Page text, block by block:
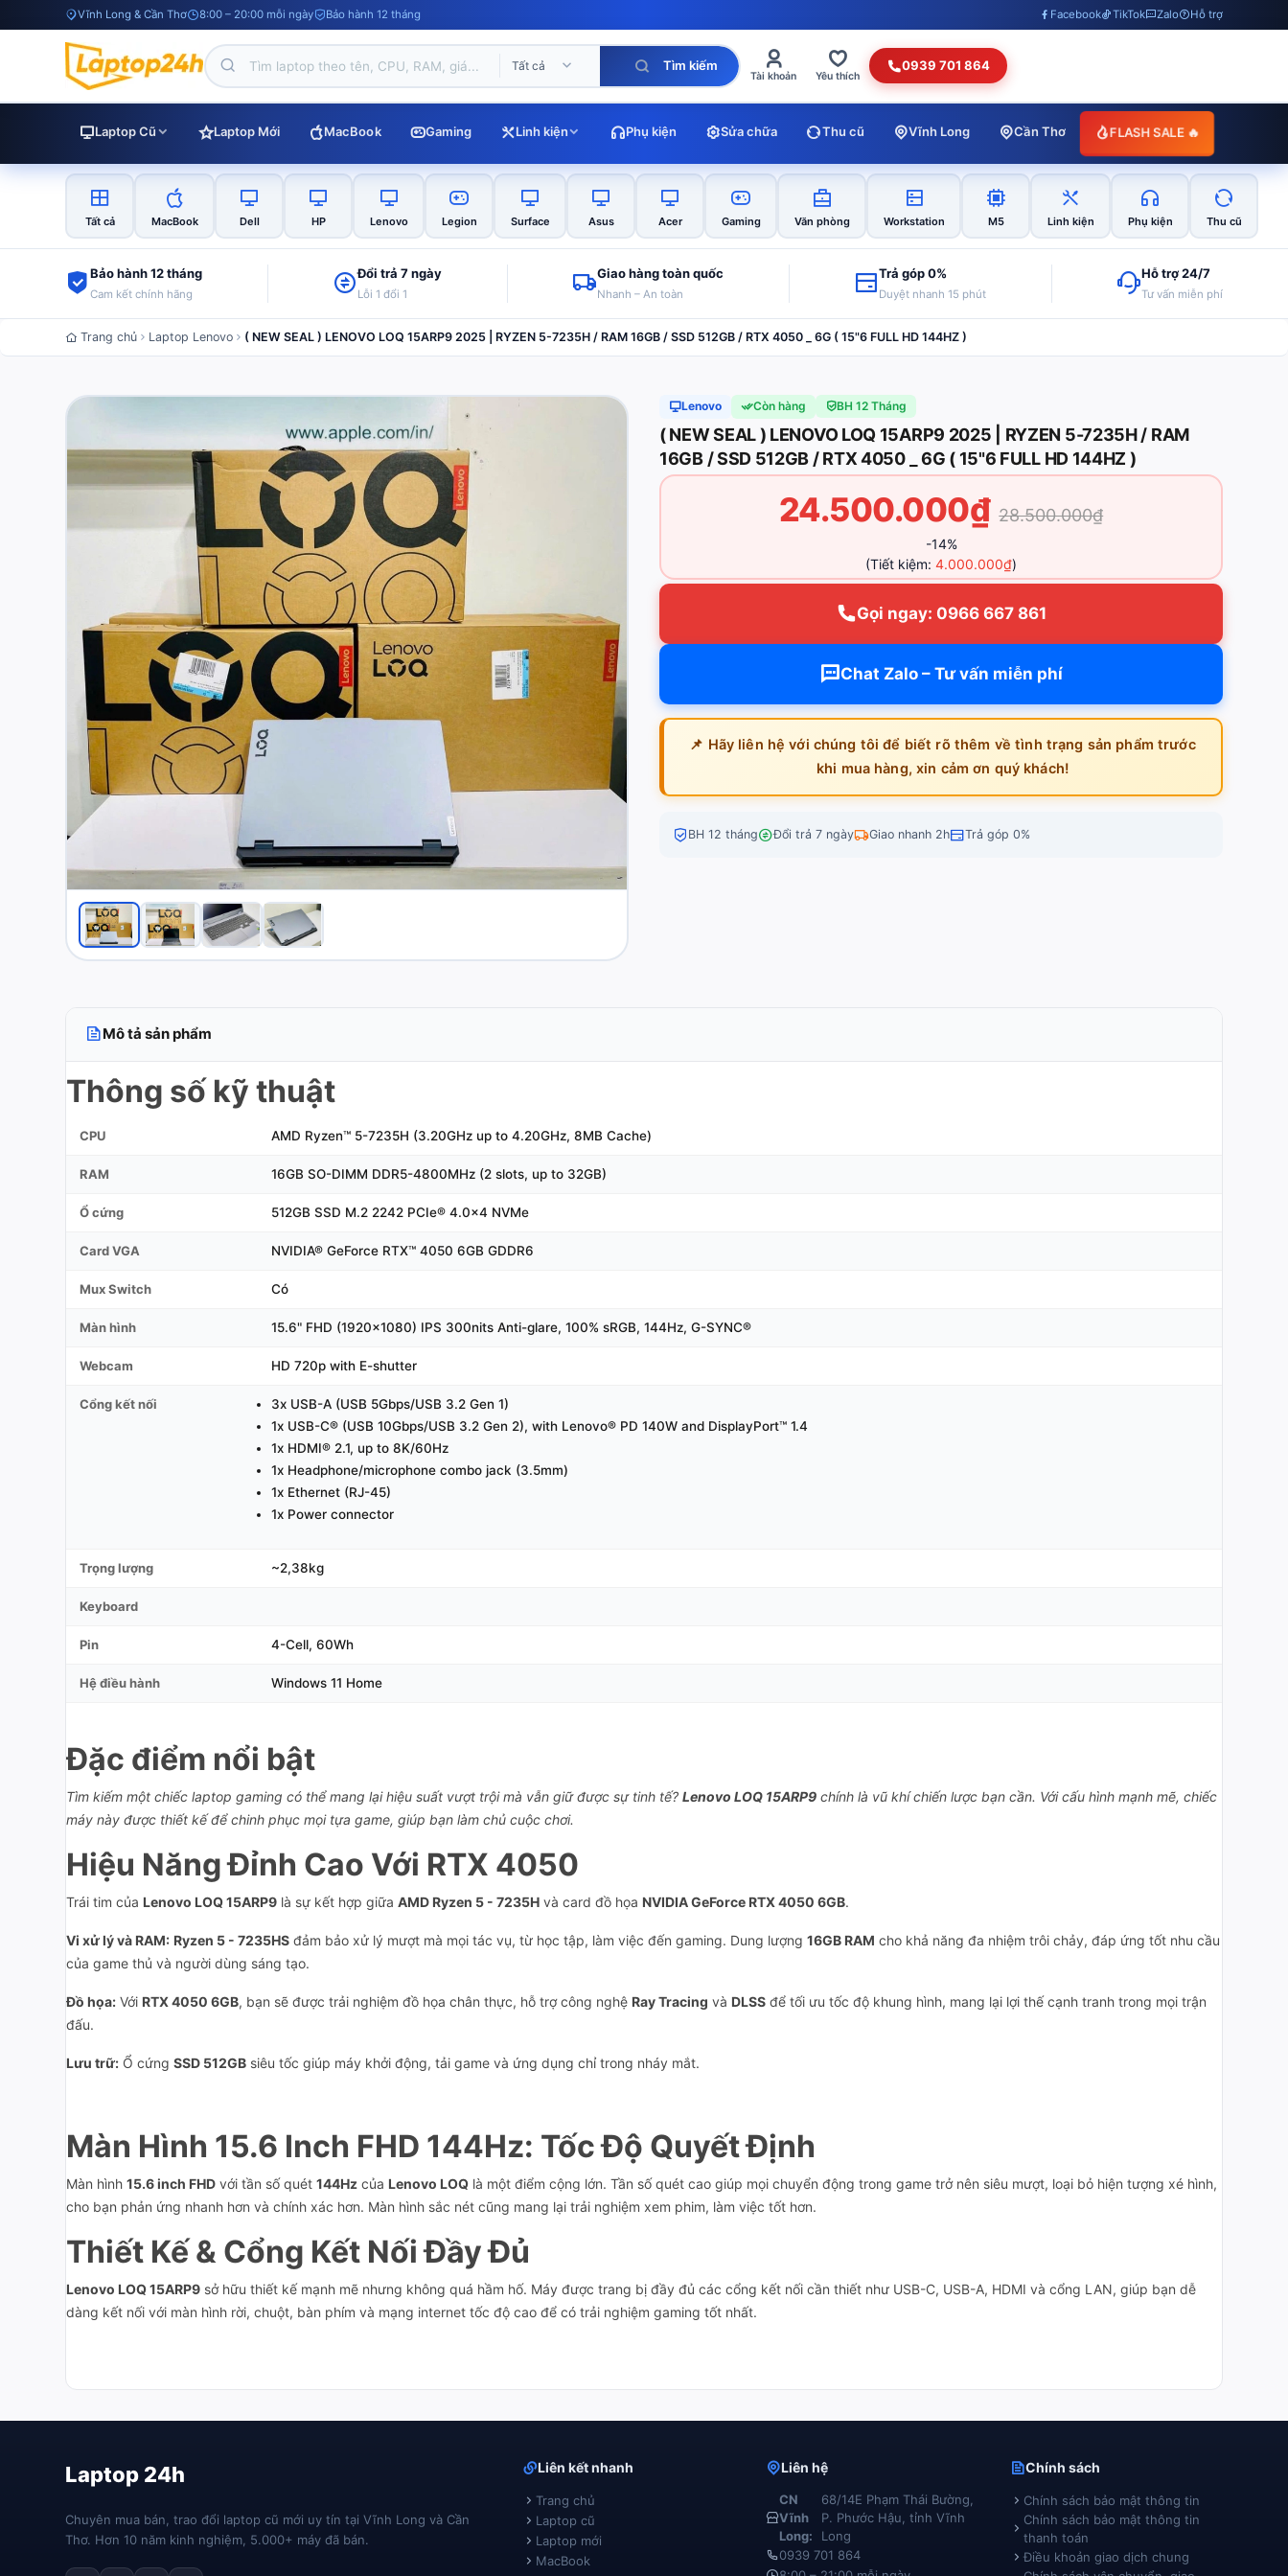
Vĩnh Long & Cần Thơ 8:00 – 20:00 mỗi ngày Bảo hành 12 tháng Facebook TikTok Zalo Hỗ trợ
Tất cả Tìm kiếm
Tài khoản Yêu thích
0939 701 864
Laptop Cũ Laptop Mới MacBook Gaming Linh kiện Phụ kiện Sửa chữa Thu cũ Vĩnh Long Cần Thơ FLASH SALE 🔥
Tất cả MacBook Dell HP Lenovo Legion Surface Asus Acer Gaming Văn phòng Workstation M5 Linh kiện Phụ kiện Thu cũ
Bảo hành 12 tháng
Cam kết chính hãng
Đổi trả 7 ngày
Lỗi 1 đổi 1
Giao hàng toàn quốc
Nhanh – An toàn
Trả góp 0%
Duyệt nhanh 15 phút
Hỗ trợ 24/7
Tư vấn miễn phí
Trang chủ Laptop Lenovo ( NEW SEAL ) LENOVO LOQ 15ARP9 2025 | RYZEN 5-7235H / RAM 16GB / SSD 512GB / RTX 4050 _ 6G ( 15"6 FULL HD 144HZ )
Lenovo Còn hàng BH 12 Tháng
( NEW SEAL ) LENOVO LOQ 15ARP9 2025 | RYZEN 5-7235H / RAM
16GB / SSD 512GB / RTX 4050 _ 6G ( 15"6 FULL HD 144HZ )
24.500.000₫ 28.500.000₫
-14%
(Tiết kiệm: 4.000.000₫)
Gọi ngay: 0966 667 861
Chat Zalo – Tư vấn miễn phí
📌 Hãy liên hệ với chúng tôi để biết rõ thêm về tình trạng sản phẩm trước
khi mua hàng, xin cảm ơn quý khách!
BH 12 tháng Đổi trả 7 ngày Giao nhanh 2h Trả góp 0%
Mô tả sản phẩm
Thông số kỹ thuật
CPU AMD Ryzen™ 5-7235H (3.20GHz up to 4.20GHz, 8MB Cache)
RAM 16GB SO-DIMM DDR5-4800MHz (2 slots, up to 32GB)
Ổ cứng 512GB SSD M.2 2242 PCIe® 4.0x4 NVMe
Card VGA NVIDIA® GeForce RTX™ 4050 6GB GDDR6
Mux Switch Có
Màn hình 15.6" FHD (1920x1080) IPS 300nits Anti-glare, 100% sRGB, 144Hz, G-SYNC®
Webcam HD 720p with E-shutter
Cổng kết nối
3x USB-A (USB 5Gbps/USB 3.2 Gen 1)
1x USB-C® (USB 10Gbps/USB 3.2 Gen 2), with Lenovo® PD 140W and DisplayPort™ 1.4
1x HDMI® 2.1, up to 8K/60Hz
1x Headphone/microphone combo jack (3.5mm)
1x Ethernet (RJ-45)
1x Power connector
Trọng lượng ~2,38kg
Keyboard
Pin 4-Cell, 60Wh
Hệ điều hành Windows 11 Home
Đặc điểm nổi bật
Tìm kiếm một chiếc laptop gaming có thể mang lại hiệu suất vượt trội mà vẫn giữ được sự tinh tế? Lenovo LOQ 15ARP9 chính là vũ khí chiến lược bạn cần. Với cấu hình mạnh mẽ, chiếc
máy này được thiết kế để chinh phục mọi tựa game, giúp bạn làm chủ cuộc chơi.
Hiệu Năng Đỉnh Cao Với RTX 4050
Trái tim của Lenovo LOQ 15ARP9 là sự kết hợp giữa AMD Ryzen 5 - 7235H và card đồ họa NVIDIA GeForce RTX 4050 6GB.
Vi xử lý và RAM: Ryzen 5 - 7235HS đảm bảo xử lý mượt mà mọi tác vụ, từ học tập, làm việc đến gaming. Dung lượng 16GB RAM cho khả năng đa nhiệm trôi chảy, đáp ứng tốt nhu cầu
của game thủ và người dùng sáng tạo.
Đồ họa: Với RTX 4050 6GB, bạn sẽ được trải nghiệm đồ họa chân thực, hỗ trợ công nghệ Ray Tracing và DLSS để tối ưu tốc độ khung hình, mang lại lợi thế cạnh tranh trong mọi trận
đấu.
Lưu trữ: Ổ cứng SSD 512GB siêu tốc giúp máy khởi động, tải game và ứng dụng chỉ trong nháy mắt.
Màn Hình 15.6 Inch FHD 144Hz: Tốc Độ Quyết Định
Màn hình 15.6 inch FHD với tần số quét 144Hz của Lenovo LOQ là một điểm cộng lớn. Tần số quét cao giúp mọi chuyển động trong game trở nên siêu mượt, loại bỏ hiện tượng xé hình,
cho bạn phản ứng nhanh hơn và chính xác hơn. Màn hình sắc nét cũng mang lại trải nghiệm xem phim, làm việc tốt hơn.
Thiết Kế & Cổng Kết Nối Đầy Đủ
Lenovo LOQ 15ARP9 sở hữu thiết kế mạnh mẽ nhưng không quá hầm hố. Máy được trang bị đầy đủ các cổng kết nối cần thiết như USB-C, USB-A, HDMI và cổng LAN, giúp bạn dễ
dàng kết nối với màn hình rời, chuột, bàn phím và mạng internet tốc độ cao để có trải nghiệm gaming tốt nhất.
Laptop 24h
Chuyên mua bán, trao đổi laptop cũ mới uy tín tại Vĩnh Long và Cần
Thơ. Hơn 10 năm kinh nghiệm, 5.000+ máy đã bán.
Liên kết nhanh
Trang chủ
Laptop cũ
Laptop mới
MacBook
Liên hệ
CN
Vĩnh
Long:
68/14E Phạm Thái Bường,
P. Phước Hậu, tỉnh Vĩnh
Long
0939 701 864
Chính sách
Chính sách bảo mật thông tin
Chính sách bảo mật thông tin
thanh toán
Điều khoản giao dịch chung